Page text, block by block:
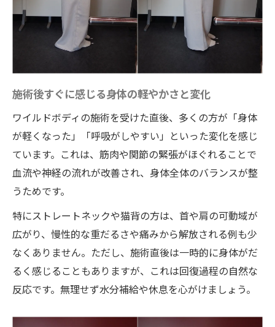
施術後すぐに感じる身体の軽やかさと変化
ワイルドボディの施術を受けた直後、多くの方が「身体
が軽くなった」「呼吸がしやすい」といった変化を感じ
ています。これは、筋肉や関節の緊張がほぐれることで
血流や神経の流れが改善され、身体全体のバランスが整
うためです。
特にストレートネックや猫背の方は、首や肩の可動域が
広がり、慢性的な重だるさや痛みから解放される例も少
なくありません。ただし、施術直後は一時的に身体がだ
るく感じることもありますが、これは回復過程の自然な
反応です。無理せず水分補給や休息を心がけましょう。